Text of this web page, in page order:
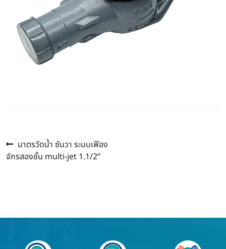
แนะแนว
เรื่อง
Previous
post:
มาตรวัดน้ำ ซันวา ระบบเฟือง
จักรสองชั้น multi-jet 1.1/2”